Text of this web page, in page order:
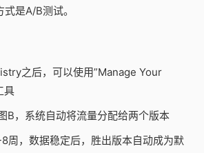
是A/B测试。
之后，可以使用”Manage Your
具
B，系统自动将流量分配给两个版本
周，数据稳定后，胜出版本自动成为默